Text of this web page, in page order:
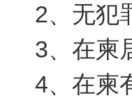
2、无犯
3、在柬
4、在柬有